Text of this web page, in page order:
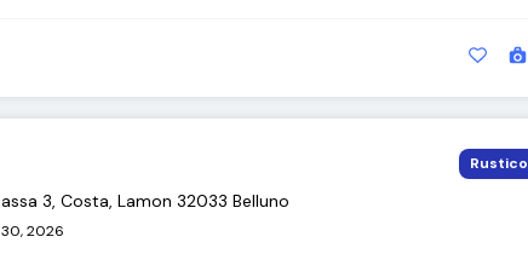
3, Costa, Lamon 32033 Belluno
2026
Rustico